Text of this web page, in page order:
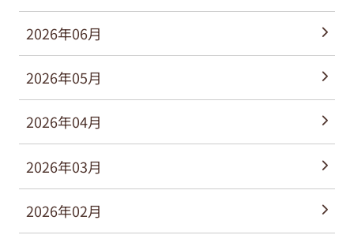
2026年06月
2026年05月
2026年04月
2026年03月
2026年02月